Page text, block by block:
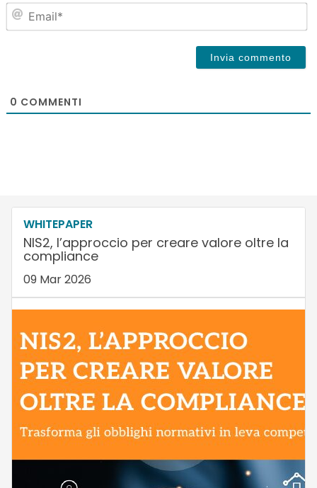
0 COMMENTI
WHITEPAPER
NIS2, l’approccio per creare valore oltre la
compliance
09 Mar 2026